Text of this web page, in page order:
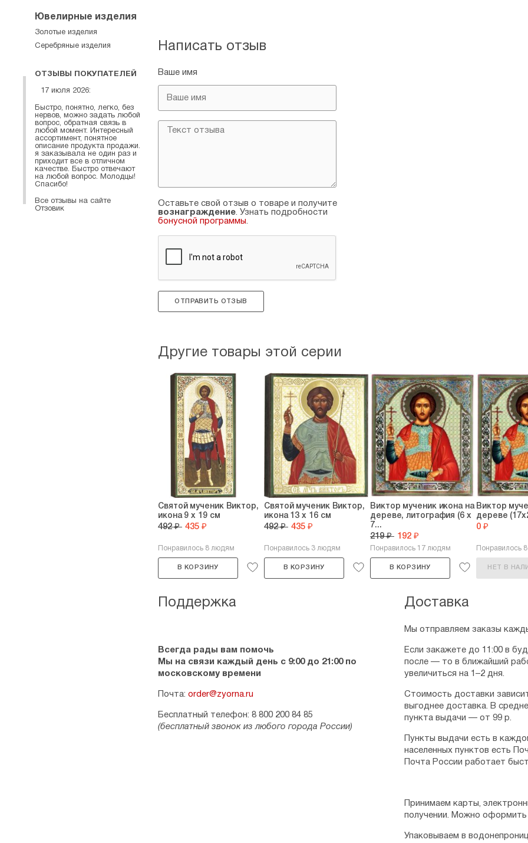
Написать отзыв
Ваше имя
Оставьте свой отзыв о товаре и получите
вознаграждение. Узнать подробности
бонусной программы.
ОТПРАВИТЬ ОТЗЫВ
Другие товары этой серии
Святой мученик Виктор,
икона 9 х 19 см
492 ₽ 435 ₽
Понравилось 8 людям
В КОРЗИНУ
Святой мученик Виктор,
икона 13 х 16 см
492 ₽ 435 ₽
Понравилось 3 людям
В КОРЗИНУ
Виктор мученик икона на
дереве, литография (6 х
7...
219 ₽ 192 ₽
Понравилось 17 людям
В КОРЗИНУ
Виктор
дереве
0 ₽
Понравилось
НЕТ В
Поддержка
Всегда рады вам помочь
Мы на связи каждый день с 9:00 до 21:00 по
московскому времени
Почта: order@zyorna.ru
Бесплатный телефон: 8 800 200 84 85
(бесплатный звонок из любого города России)
Доставка
Мы отправляем заказы
Если закажете до 11:00 в
после — то в ближайший
увеличиться на 1–2 дня.
Стоимость доставки
выгоднее доставка. В
пункта выдачи — от 99 р.
Пункты выдачи есть в
населенных пунктов есть
Почта России работает
Принимаем карты,
получении. Можно оформить
Упаковываем в
Ювелирные изделия
Золотые изделия
Серебряные изделия
ОТЗЫВЫ ПОКУПАТЕЛЕЙ
17 июля 2026:
Быстро, понятно, легко, без
нервов, можно задать любой
вопрос, обратная связь в
любой момент. Интересный
ассортимент, понятное
описание продукта продажи.
я заказывала не один раз и
приходит все в отличном
качестве. Быстро отвечают
на любой вопрос. Молодцы!
Спасибо!
Все отзывы на сайте
Отзовик